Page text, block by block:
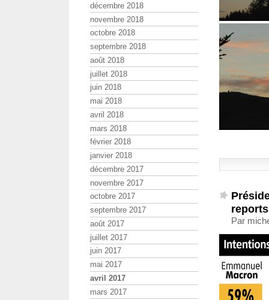
reports
Par
décembre 2018
novembre 2018
octobre 2018
septembre 2018
août 2018
juillet 2018
juin 2018
mai 2018
avril 2018
mars 2018
février 2018
janvier 2018
décembre 2017
novembre 2017
octobre 2017
septembre 2017
août 2017
juillet 2017
juin 2017
mai 2017
avril 2017
mars 2017